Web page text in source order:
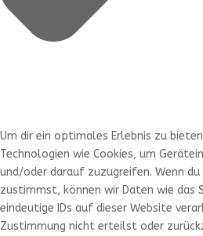
Um dir ein optimales Erlebnis zu
Technologien wie Cookies, um
und/oder darauf zuzugreifen. Wenn du
zustimmst, können wir Daten wie das
eindeutige IDs auf dieser Website
Zustimmung nicht erteilst oder